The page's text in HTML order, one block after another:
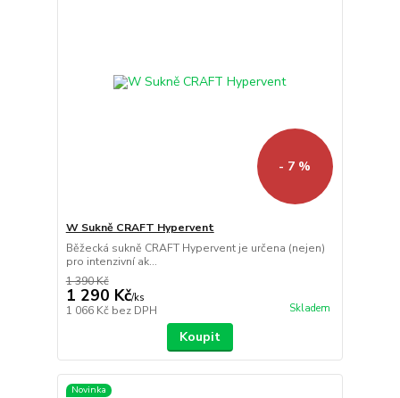
- 7 %
W Sukně CRAFT Hypervent
Běžecká sukně CRAFT Hypervent je určena (nejen)
pro intenzivní ak...
1 390 Kč
1 290 Kč/ks
1 066 Kč bez DPH Skladem
Koupit
Novinka